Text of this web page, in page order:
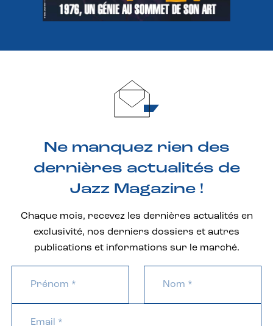
Ne manquez rien des
dernières actualités de
Jazz Magazine !
Chaque mois, recevez les dernières actualités en
exclusivité, nos derniers dossiers et autres
publications et informations sur le marché.